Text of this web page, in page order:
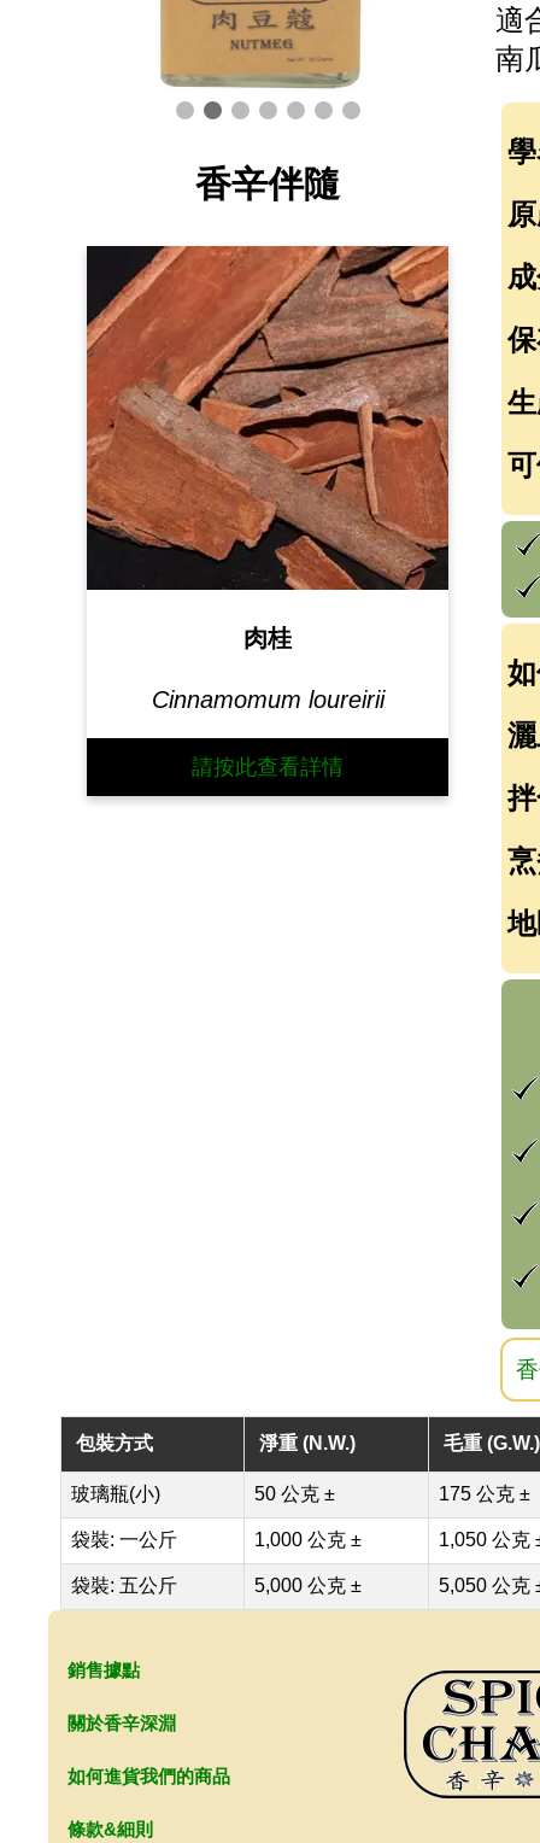
香辛伴隨
肉桂
Cinnamomum loureirii
請按此查看詳情
適
南
包裝方式 淨重 (N.W.) 毛重 (G.W.)
玻璃瓶(小) 50 公克 ± 175 公克 ±
袋裝: 一公斤 1,000 公克 ± 1,050 公克
袋裝: 五公斤 5,000 公克 ± 5,050 公克
銷售據點
關於香辛深淵
如何進貨我們的商品
條款&細則